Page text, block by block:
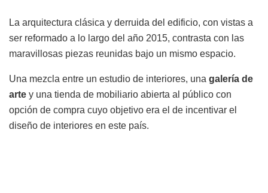
La arquitectura clásica y derruida del edificio, con vistas a
ser reformado a lo largo del año 2015, contrasta con las
maravillosas piezas reunidas bajo un mismo espacio.
Una mezcla entre un estudio de interiores, una galería de
arte y una tienda de mobiliario abierta al público con
opción de compra cuyo objetivo era el de incentivar el
diseño de interiores en este país.